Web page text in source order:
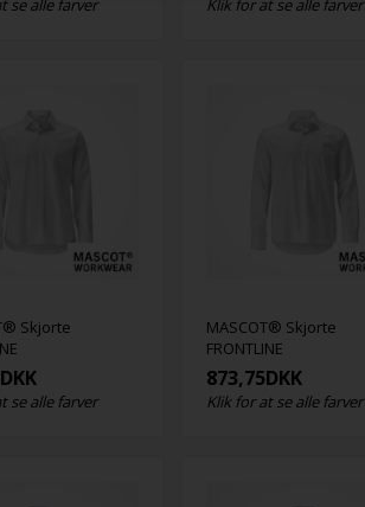
se alle farver Klik for at se alle farver
Skjorte
DKK
se alle farver
MASCOT® Skjorte
FRONTLINE
873,75DKK
Klik for at se alle farver